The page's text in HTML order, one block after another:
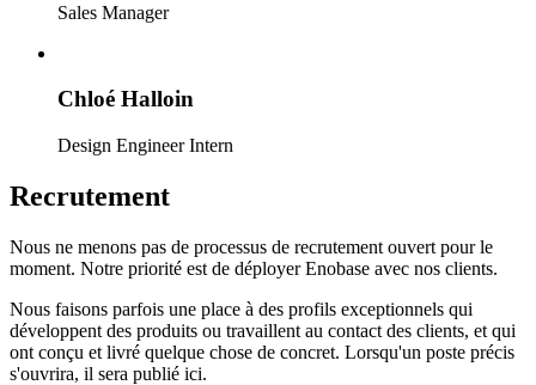
Sales Manager
Chloé Halloin
Design Engineer Intern
Recrutement
Nous ne menons pas de processus de recrutement ouvert pour le
moment. Notre priorité est de déployer Enobase avec nos clients.
Nous faisons parfois une place à des profils exceptionnels qui
développent des produits ou travaillent au contact des clients, et qui
ont conçu et livré quelque chose de concret. Lorsqu'un poste précis
s'ouvrira, il sera publié ici.